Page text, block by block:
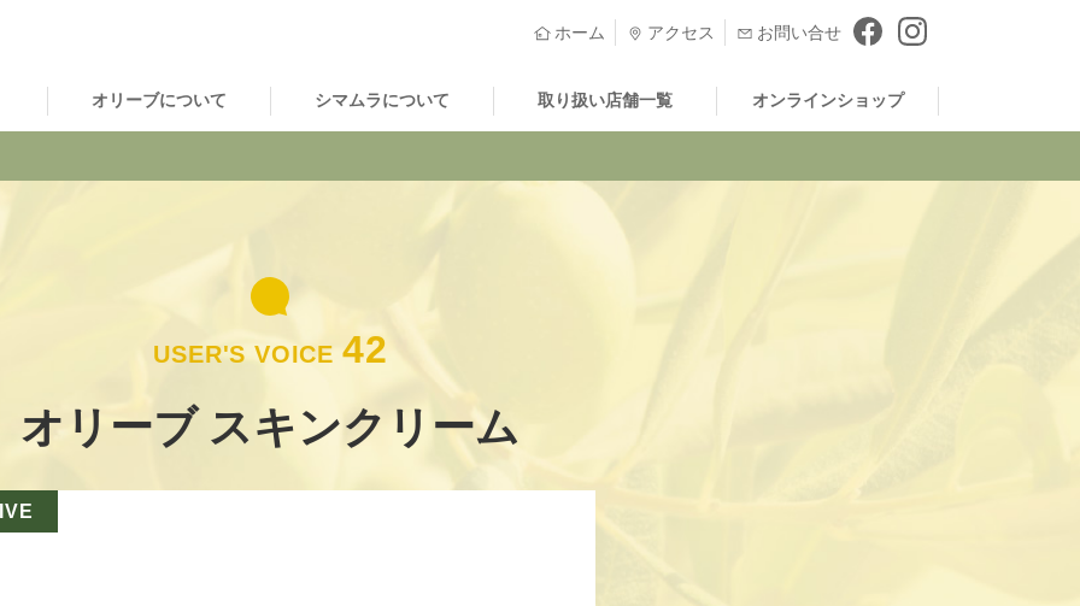
ホーム アクセス お問い合せ
オリーブについて シマムラについて 取り扱い店舗一覧 オンラインショップ
USER'S VOICE 42
オリーブ スキンクリーム